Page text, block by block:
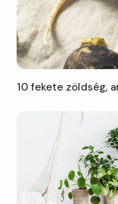
10 fekete zöldség,